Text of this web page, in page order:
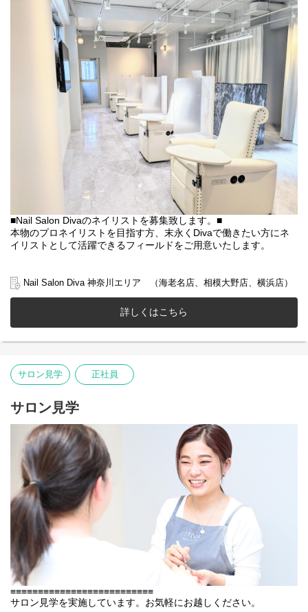
併設のアカデミーでネイルの基礎知識から特許取得のリピートビ
ューティージェルの施術方法、実践、フットの施術や実際の営業
で必要な知識や接客のポイントなどを、長年ネイリストとして実
績のある講師から直接学んでいただき、入客するまでに不安を解
消することができます。相モデルでの実践になるのでモデルを呼
んでいただく必要はありません。
また先輩や上長との面談も数回用意しており、悩みや困ったこと
など何でも声をあげてください。
■検定合格後デビューネイリストとして入客スタート
店舗に配属されるとワンカラーなど簡単なデザインから入客がス
タートします。店舗に先輩がいるのでわからないこと、困ったと
きなどサポート体制はバッチリです。また技術や接客向上のため
のレッスンや面談など、営業中に行いますので残業の必要はあり
その後はジュニア、ミドル、トップと技術はもちろん知識も対応
力もスキルアップできる講習とキャリアをご用意しているので、
常に成長を感じられるチャンスを是非利用しレベルアップしてい
ただけたらと思います。
■社内行事やイベント
のセミナーなど、人とのつながりを大事にした行事を開催してお
ります。
女性の多い職場だから、産休育休制度を利用するスタッフも増え
てきました。育休後はそれぞれの希望の働き方に合わせて仕事す
る環境をご用意しております。子育て中のネイリストの会も開催
す。
■何でもご質問、ご相談ください。
には書ききれないことも何でもご相談ください。安心してこれか
ら先の就職先を決めていただけるよう、随時サロン見学や、ご質
問などもお待ちしております。
本気でネイリストになりたいという方にはピッタリの環境です。
■Nail Salon Divaのネイリストを募集致します。■
本物のプロネイリストを目指す方、末永くDivaで働きたい方にネ
イリストとして活躍できるフィールドをご用意いたします。
今後の事業拡大における店舗展開強化の為
ネイル施術業務、サロン業務全般
▼やりがい
を持って働ける環境や制度を追求してきました。
現在のDivaでは
併設のアカデミーでネイルの基礎知識から特許取得のリピートビ
ューティージェルの施術方法、実践、フットの施術や実際の営業
で必要な知識や接客のポイントなどを、長年ネイリストとして実
績のある講師から直接学んでいただき、入客するまでに不安を解
消することができます。相モデルでの実践になるのでモデルを呼
んでいただく必要はありません。
また先輩や上長との面談も数回用意しており、悩みや困ったこと
など何でも声をあげてください。
■検定合格後デビューネイリストとして入客スタート
店舗に配属されるとワンカラーなど簡単なデザインから入客がス
タートします。店舗に先輩がいるのでわからないこと、困ったと
きなどサポート体制はバッチリです。また技術や接客向上のため
のレッスンや面談など、営業中に行いますので残業の必要はあり
ません。
■キャリアパス
その後はジュニア、ミドル、トップと技術はもちろん知識も対応
力もスキルアップできる講習とキャリアをご用意しているので、
Nail Salon Diva 神奈川エリア （海老名店、相模大野店、横浜店）
詳しくはこちら
サロン見学 正社員
サロン見学
≡≡≡≡≡≡≡≡≡≡≡≡≡≡≡≡≡≡≡≡≡≡≡≡≡≡
サロン見学を実施しています。お気軽にお越しください。